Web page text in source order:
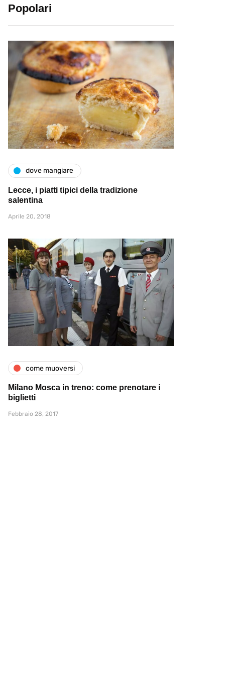
Popolari
dove mangiare
Lecce, i piatti tipici della tradizione
salentina
Aprile 20, 2018
come muoversi
Milano Mosca in treno: come prenotare i
biglietti
Febbraio 28, 2017